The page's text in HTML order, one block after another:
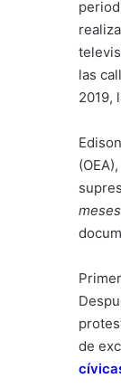
las
2019,
de